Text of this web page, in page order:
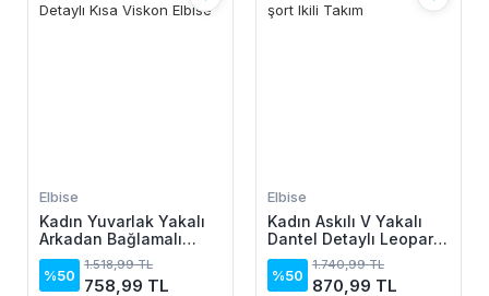
Elbise
Kadın Yuvarlak Yakalı
Arkadan Bağlamalı
Düğme Detaylı
Asimetrik Kesim Detaylı
Kısa Viskon Elbise
%50
1.518,99 TL
758,99 TL
Elbise
Kadın Askılı V Yakalı
Dantel Detaylı Leopar
Desenli Süprem Atlet
Ve şort Ikili Takım
%50
1.740,99 TL
870,99 TL